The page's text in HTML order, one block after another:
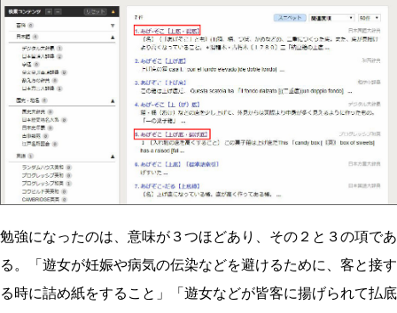
勉強になったのは、意味が３つほどあり、その２と３の項であ
る。「遊女が妊娠や病気の伝染などを避けるために、客と接す
る時に詰め紙をすること」「遊女などが皆客に揚げられて払底